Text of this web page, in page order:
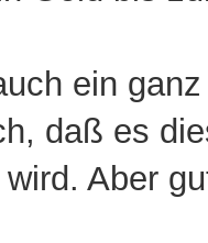
ein
daß es
Aber